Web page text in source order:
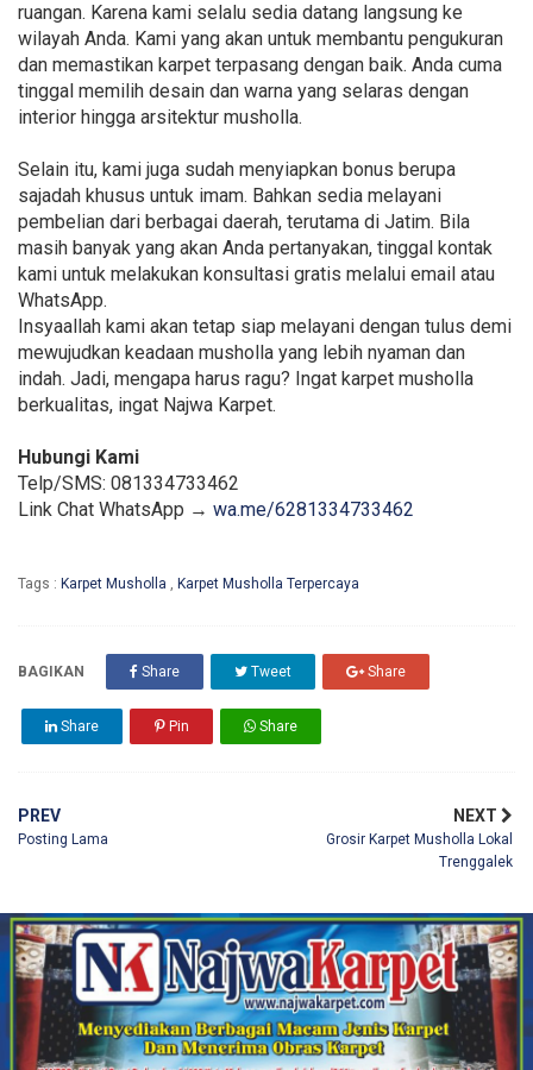
ruangan. Karena kami selalu sedia datang langsung ke
wilayah Anda. Kami yang akan untuk membantu pengukuran
dan memastikan karpet terpasang dengan baik. Anda cuma
tinggal memilih desain dan warna yang selaras dengan
interior hingga arsitektur musholla.
Selain itu, kami juga sudah menyiapkan bonus berupa
sajadah khusus untuk imam. Bahkan sedia melayani
pembelian dari berbagai daerah, terutama di Jatim. Bila
masih banyak yang akan Anda pertanyakan, tinggal kontak
kami untuk melakukan konsultasi gratis melalui email atau
WhatsApp.
Insyaallah kami akan tetap siap melayani dengan tulus demi
mewujudkan keadaan musholla yang lebih nyaman dan
indah. Jadi, mengapa harus ragu? Ingat karpet musholla
berkualitas, ingat Najwa Karpet.
Hubungi Kami
Telp/SMS: 081334733462
Link Chat WhatsApp → wa.me/6281334733462
Tags : Karpet Musholla , Karpet Musholla Terpercaya
BAGIKAN Share Tweet Share
Share Pin Share
PREV
Posting Lama
NEXT
Grosir Karpet Musholla Lokal
Trenggalek